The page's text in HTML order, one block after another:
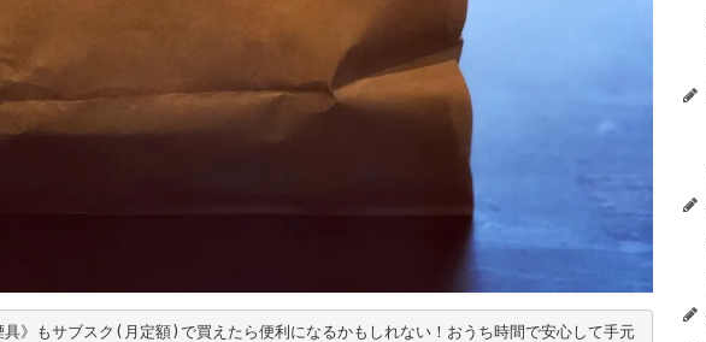
》もサブスク(月定額)で買えたら便利になるかもしれない！おうち時間で安心して手元